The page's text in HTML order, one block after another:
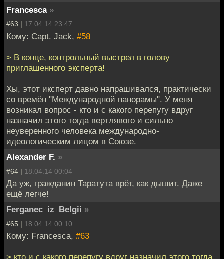
Francesca »
#63 | 17.04.14 23:47
Кому: Capt. Jack, #58
> В конце, контрольный выстрел в голову
приглашенного эксперта!
Хы, этот иксперт давно напрашивался, практически
со времён "Международной панорамы". У меня
возникал вопрос - кто и с какого перепугу вдруг
назначил этого тогда вертлявого и сильно
неуверенного человека международно-
идеологическим лицом в Союзе.
Alexander F. »
#64 | 18.04.14 00:04
Да уж, гражданин Таратута врёт, как дышит. Даже
ещё легче!
Ferganec_iz_Belgii »
#65 | 18.04.14 00:10
Кому: Francesca, #63